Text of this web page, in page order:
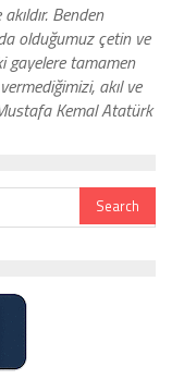
Benden
olduğumuz çetin ve
gayelere tamamen
akıl ve
Kemal Atatürk